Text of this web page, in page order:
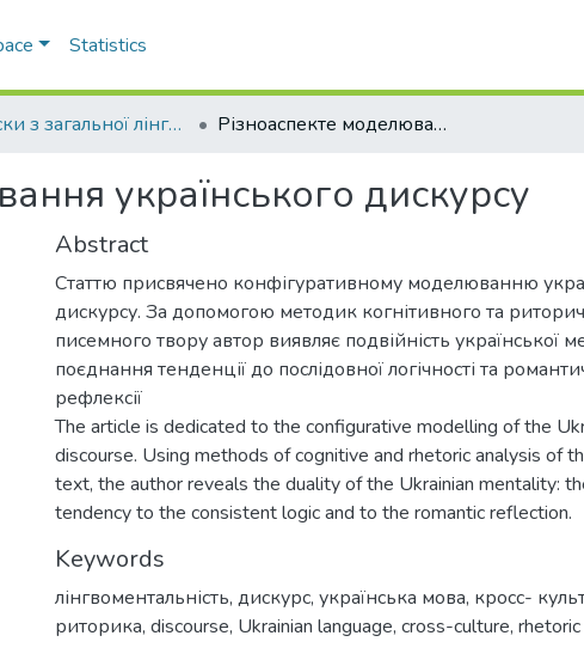
Statistics
Записки з загальної лінгвістики Різноаспекте моделювання українського дискурсу
українського дискурсу
Abstract
Статтю присвячено конфігуративному моделюванню
дискурсу. За допомогою методик когнітивного та
писемного твору автор виявляє подвійність української
поєднання тенденції до послідовної логічності та
рефлексії
The article is dedicated to the configurative modelling of the
discourse. Using methods of cognitive and rhetoric analysis of
text, the author reveals the duality of the Ukrainian mentality:
tendency to the consistent logic and to the romantic reflection.
Keywords
лінгвоментальність, дискурс, українська мова, кросс-
риторика, discourse, Ukrainian language, cross-culture, rhetoric